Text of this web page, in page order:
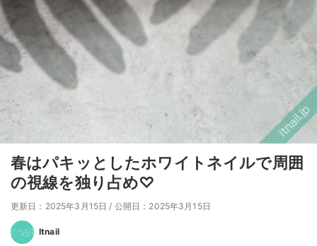
春はパキッとしたホワイトネイルで周囲
の視線を独り占め♡
更新日：2025年3月15日 / 公開日：2025年3月15日
Itnail